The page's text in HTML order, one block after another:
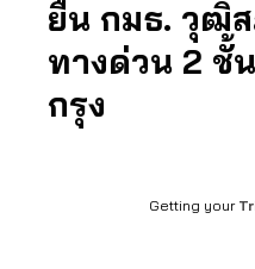
ยื่น กมธ. วุฒิ
ทางด่วน 2 ชั้
กรุง
Getting your